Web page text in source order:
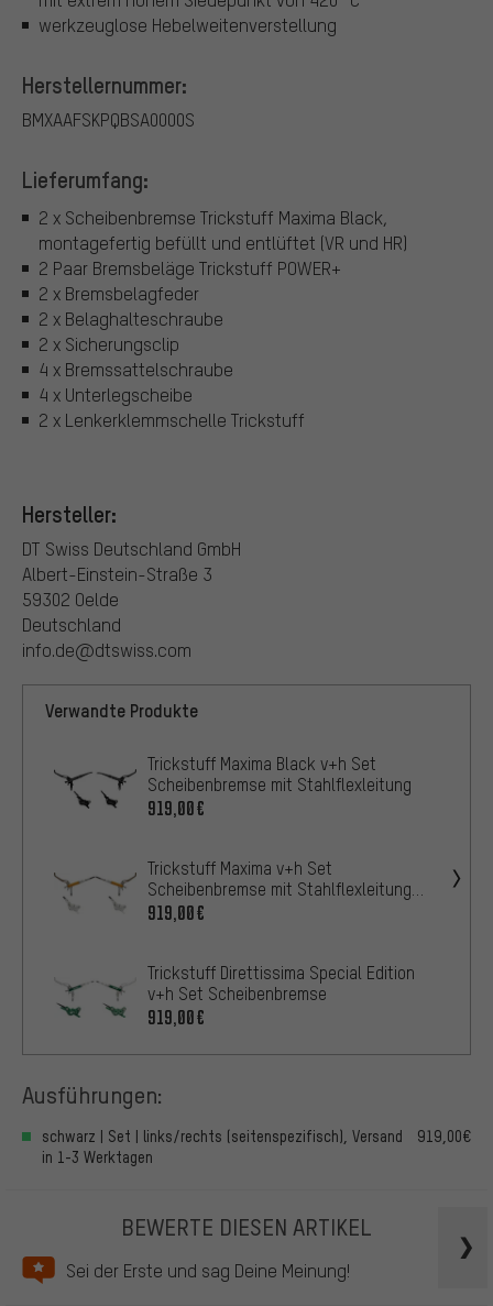
werkzeuglose Hebelweitenverstellung
Herstellernummer:
BMXAAFSKPQBSA0000S
Lieferumfang:
2 x Scheibenbremse Trickstuff Maxima Black,
montagefertig befüllt und entlüftet (VR und HR)
2 Paar Bremsbeläge Trickstuff POWER+
2 x Bremsbelagfeder
2 x Belaghalteschraube
2 x Sicherungsclip
4 x Bremssattelschraube
4 x Unterlegscheibe
2 x Lenkerklemmschelle Trickstuff
Hersteller:
DT Swiss Deutschland GmbH
Albert-Einstein-Straße 3
59302 Oelde
Deutschland
info.de@dtswiss.com
Verwandte Produkte
Trickstuff Maxima Black v+h Set
Scheibenbremse mit Stahlflexleitung
919,00€
Trickstuff Maxima v+h Set
Scheibenbremse mit Stahlflexleitung
PU-ummantelt
919,00€
Trickstuff Direttissima Special Edition
v+h Set Scheibenbremse
919,00€
Ausführungen:
schwarz | Set | links/rechts (seitenspezifisch), Versand
in 1-3 Werktagen
919,00€
BEWERTE DIESEN ARTIKEL
Sei der Erste und sag Deine Meinung!